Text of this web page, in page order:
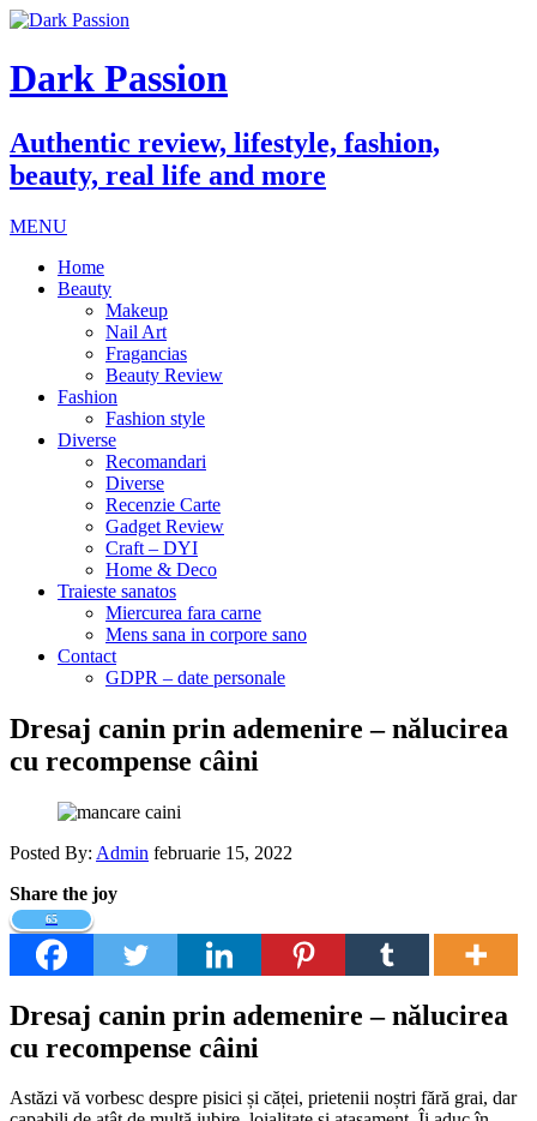
Dark Passion
Authentic review, lifestyle, fashion,
beauty, real life and more
MENU
Home
Beauty
Makeup
Nail Art
Fragancias
Beauty Review
Fashion
Fashion style
Diverse
Recomandari
Diverse
Recenzie Carte
Gadget Review
Craft – DYI
Home & Deco
Traieste sanatos
Miercurea fara carne
Mens sana in corpore sano
Contact
GDPR – date personale
Dresaj canin prin ademenire – nălucirea
cu recompense câini
Posted By: Admin februarie 15, 2022
Share the joy
65
Dresaj canin prin ademenire – nălucirea
cu recompense câini
Astăzi vă vorbesc despre pisici și căței, prietenii noștri fără grai, dar